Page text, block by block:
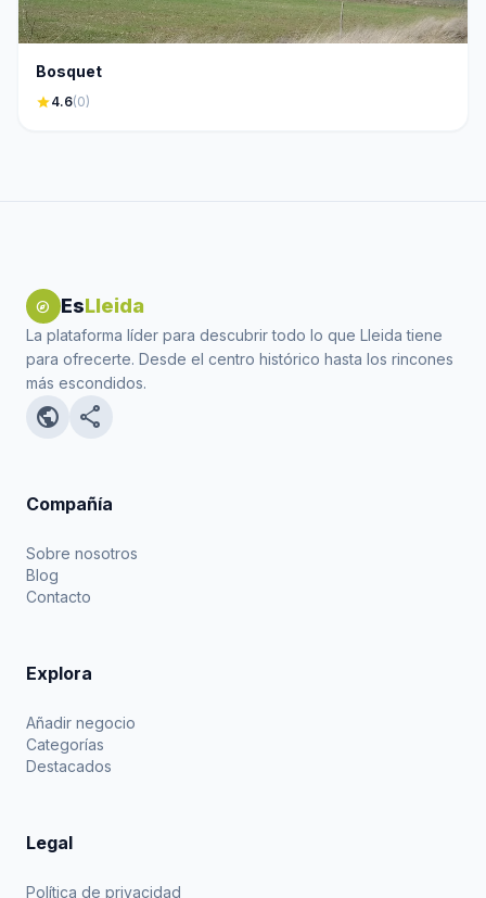
Bosquet
star4.6(0)
explore EsLleida
La plataforma líder para descubrir todo lo que Lleida tiene
para ofrecerte. Desde el centro histórico hasta los rincones
más escondidos.
public share
Compañía
Sobre nosotros
Blog
Contacto
Explora
Añadir negocio
Categorías
Destacados
Legal
Política de privacidad